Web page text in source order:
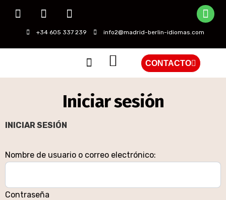
+34 605 337 239 info2@madrid-berlin-idiomas.com
CONTACTO
Iniciar sesión
INICIAR SESIÓN
Nombre de usuario o correo electrónico:
Contraseña